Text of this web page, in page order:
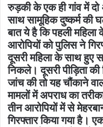
रुड़की के एक ही गांव में
साथ सामूहिक दुष्कर्म की
बात ये है कि पहली
आरोपियों को पुलिस ने
दूसरी महिला के साथ हुए
निकले। दूसरी पीड़िता
जांच की तो यह चौंकाने
मामलों में अपराध का
तीन आरोपियों में से
गिरफ्तार किया गया है।